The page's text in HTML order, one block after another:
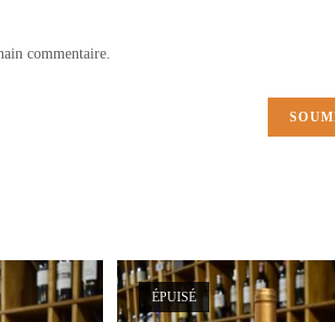
commentaire.
ÉPUISÉ